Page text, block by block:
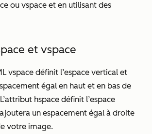
ou vspace et en utilisant des
et vspace
vspace définit l’espace vertical et
égal en haut et en bas de
hspace définit l’espace
un espacement égal à droite
votre image.